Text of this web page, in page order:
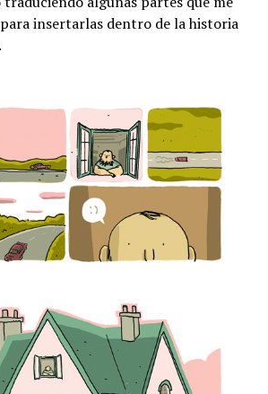
insertarlas dentro de la historia